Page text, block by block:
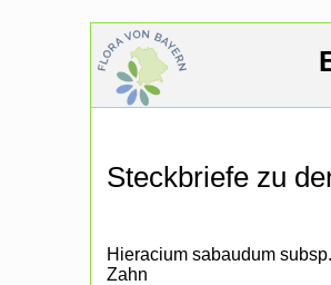
Steckbriefe zu
Hieracium sabaudum
Zahn